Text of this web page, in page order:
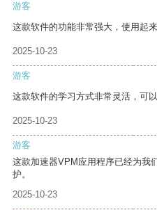
游客
这款软件的功能非常强大，使用起来
2025-10-23
游客
这款软件的学习方式非常灵活，可
2025-10-23
游客
这款加速器VPM应用程序已经为我
护。
2025-10-23